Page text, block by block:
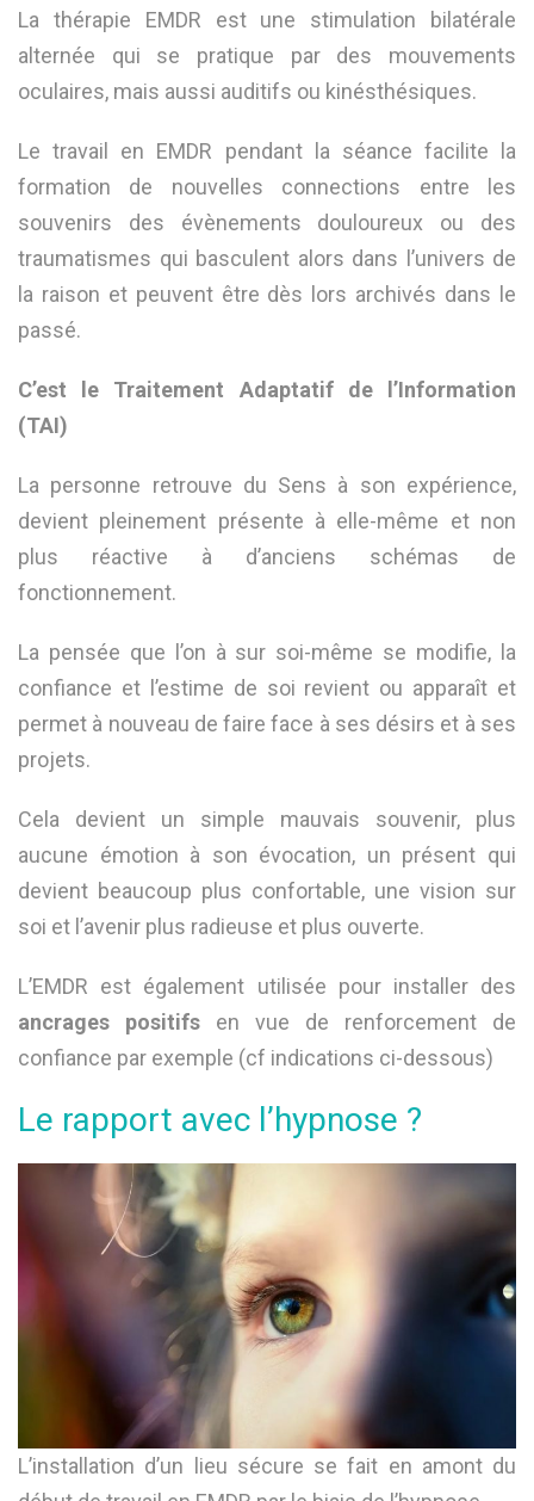
La thérapie EMDR est une stimulation bilatérale
alternée qui se pratique par des mouvements
oculaires, mais aussi auditifs ou kinésthésiques.
Le travail en EMDR pendant la séance facilite la
formation de nouvelles connections entre les
souvenirs des évènements douloureux ou des
traumatismes qui basculent alors dans l’univers de
la raison et peuvent être dès lors archivés dans le
passé.
C’est le Traitement Adaptatif de l’Information
(TAI)
La personne retrouve du Sens à son expérience,
devient pleinement présente à elle-même et non
plus réactive à d’anciens schémas de
fonctionnement.
La pensée que l’on à sur soi-même se modifie, la
confiance et l’estime de soi revient ou apparaît et
permet à nouveau de faire face à ses désirs et à ses
projets.
Cela devient un simple mauvais souvenir, plus
aucune émotion à son évocation, un présent qui
devient beaucoup plus confortable, une vision sur
soi et l’avenir plus radieuse et plus ouverte.
L’EMDR est également utilisée pour installer des
ancrages positifs en vue de renforcement de
confiance par exemple (cf indications ci-dessous)
Le rapport avec l’hypnose ?
L’installation d’un lieu sécure se fait en amont du